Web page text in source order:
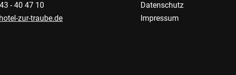
- 40 47 10
zur-traube.de
Datenschutz
Impressum